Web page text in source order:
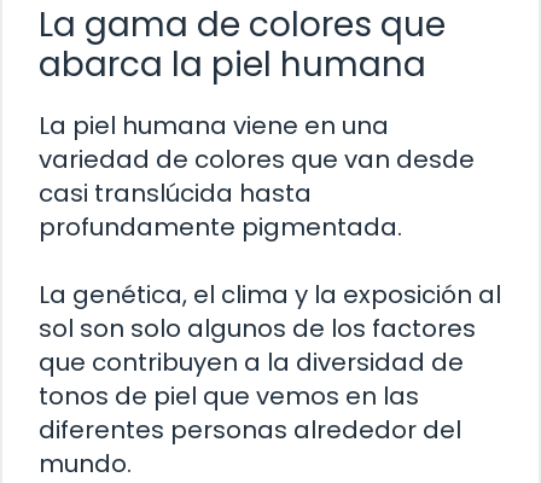
La gama de colores que
abarca la piel humana
La piel humana viene en una
variedad de colores que van desde
casi translúcida hasta
profundamente pigmentada.
La genética, el clima y la exposición al
sol son solo algunos de los factores
que contribuyen a la diversidad de
tonos de piel que vemos en las
diferentes personas alrededor del
mundo.